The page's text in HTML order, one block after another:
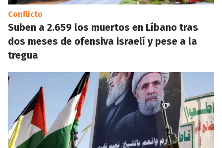
Conflicto
Suben a 2.659 los muertos en Líbano tras
dos meses de ofensiva israelí y pese a la
tregua